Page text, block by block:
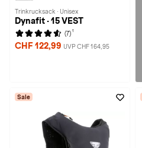
Trinkrucksack · Unisex
Dynafit · 15 VEST
(7) 1
CHF 122,99 UVP CHF 164,95
Sale